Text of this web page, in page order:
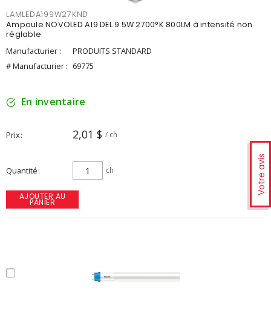
Votre avis
LAMLEDA199W27KND
Ampoule NOVOLED A19 DEL 9.5W 2700°K 800LM à intensité non
réglable
Manufacturier :
PRODUITS STANDARD
# Manufacturier : 69775
En inventaire
Prix 2,01 $ / ch
Quantité ch
AJOUTER AU
PANIER